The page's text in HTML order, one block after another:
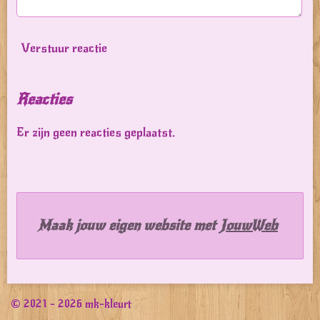
Verstuur reactie
Reacties
Er zijn geen reacties geplaatst.
Maak jouw eigen website met JouwWeb
© 2021 - 2026 mk-kleurt